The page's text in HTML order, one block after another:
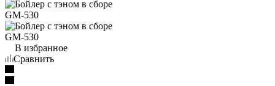
В избранное
Сравнить